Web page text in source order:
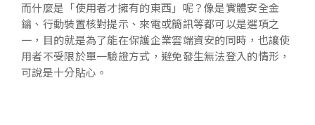
而什麼是「使用者才擁有的東西」呢？像是實體安全金
鑰、行動裝置核對提示、來電或簡訊等都可以是選項之
一，目的就是為了能在保護企業雲端資安的同時，也讓使
用者不受限於單一驗證方式，避免發生無法登入的情形，
可說是十分貼心。